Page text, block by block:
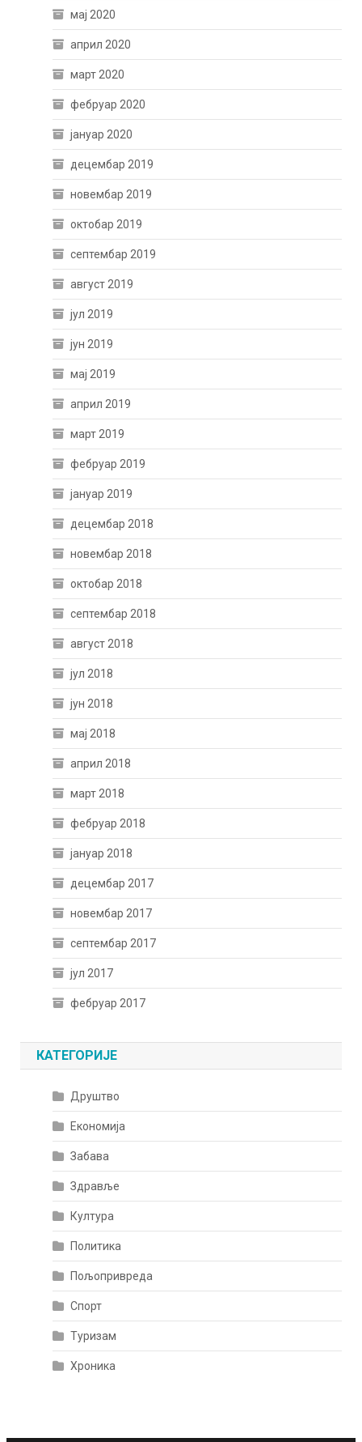
мај 2020
април 2020
март 2020
фебруар 2020
јануар 2020
децембар 2019
новембар 2019
октобар 2019
септембар 2019
август 2019
јул 2019
јун 2019
мај 2019
април 2019
март 2019
фебруар 2019
јануар 2019
децембар 2018
новембар 2018
октобар 2018
септембар 2018
август 2018
јул 2018
јун 2018
мај 2018
април 2018
март 2018
фебруар 2018
јануар 2018
децембар 2017
новембар 2017
септембар 2017
јул 2017
фебруар 2017
КАТЕГОРИЈЕ
Друштво
Економија
Забава
Здравље
Култура
Политика
Пољопривреда
Спорт
Туризам
Хроника